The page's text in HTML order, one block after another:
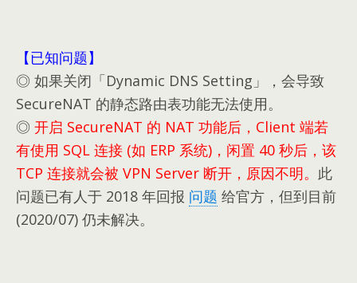
【已知问题】
◎ 如果关闭「Dynamic DNS Setting」，会导致
SecureNAT 的静态路由表功能无法使用。
◎ 开启 SecureNAT 的 NAT 功能后，Client 端若
有使用 SQL 连接 (如 ERP 系统)，闲置 40 秒后，该
TCP 连接就会被 VPN Server 断开，原因不明。 此
问题已有人于 2018 年回报 问题 给官方，但到目前
(2020/07) 仍未解决。